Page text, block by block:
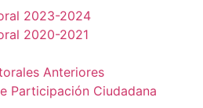
2023-2024
2020-2021
Anteriores
Participación Ciudadana